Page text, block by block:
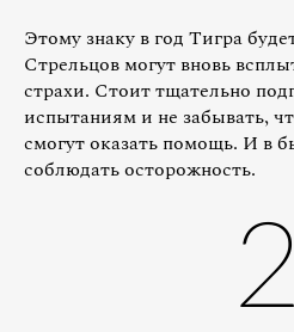
Этому знаку в год Тигра
Стрельцов могут вновь
страхи. Стоит тщательно
испытаниям и не забывать,
смогут оказать помощь. И в
соблюдать осторожность.
2